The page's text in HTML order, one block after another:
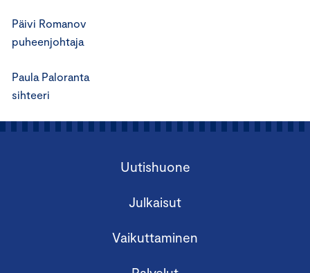
Päivi Romanov
puheenjohtaja
Paula Paloranta
sihteeri
Uutishuone
Julkaisut
Vaikuttaminen